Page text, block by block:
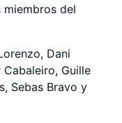
del
Dani
Guille
Sebas Bravo y